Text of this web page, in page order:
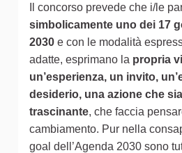
Il concorso prevede che i/le
simbolicamente uno dei 17
2030 e con le modalità
adatte, esprimano la propria
un’esperienza, un invito,
desiderio, una azione che
trascinante, che faccia
cambiamento. Pur nella
goal dell’Agenda 2030 sono